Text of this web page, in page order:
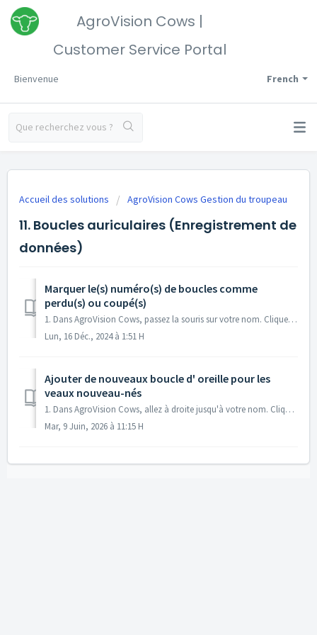
AgroVision Cows |
Customer Service Portal
French
Bienvenue
Accueil des solutions AgroVision Cows Gestion du troupeau
11. Boucles auriculaires (Enregistrement de
données)
Marquer le(s) numéro(s) de boucles comme
perdu(s) ou coupé(s)
1. Dans AgroVision Cows, passez la souris sur votre nom. Cliquez sur Paramètres d'enregistrement des animaux. 2. Allez à 08. Vêlage. 3. Choisiss...
Lun, 16 Déc., 2024 à 1:51 H
Ajouter de nouveaux boucle d' oreille pour les
veaux nouveau-nés
1. Dans AgroVision Cows, allez à droite jusqu'à votre nom. Cliquez sur « Paramètres d'enregistrement des animaux ». 2. Aller à 16. Boucles d&#...
Mar, 9 Juin, 2026 à 11:15 H